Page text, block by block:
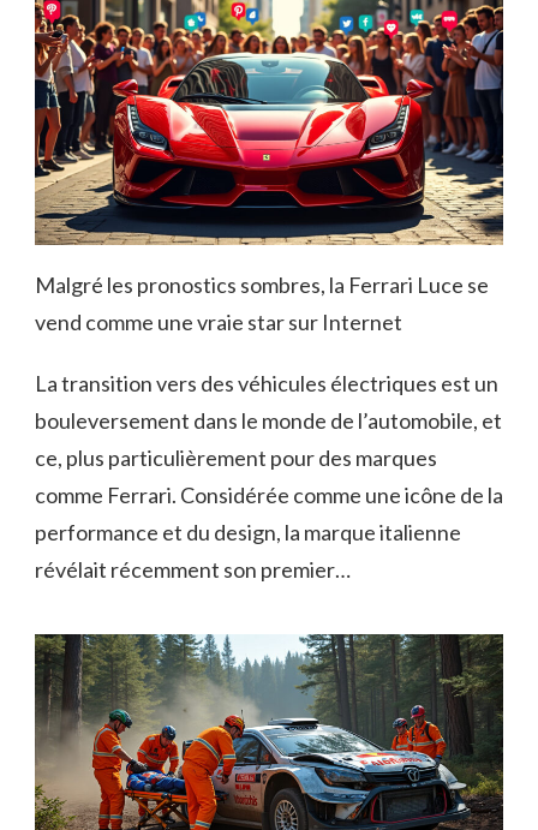
Malgré les pronostics sombres, la Ferrari Luce se
vend comme une vraie star sur Internet
La transition vers des véhicules électriques est un
bouleversement dans le monde de l’automobile, et
ce, plus particulièrement pour des marques
comme Ferrari. Considérée comme une icône de la
performance et du design, la marque italienne
révélait récemment son premier…